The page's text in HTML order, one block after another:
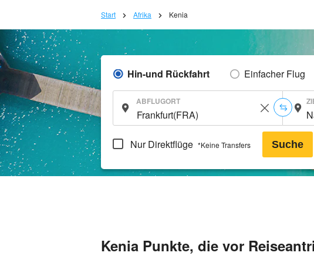
Start Afrika Kenia
Hin-und Rückfahrt Einfacher Flug
ABFLUGORT
Nur Direktflüge *Keine Transfers Suche
Kenia Punkte, die vor